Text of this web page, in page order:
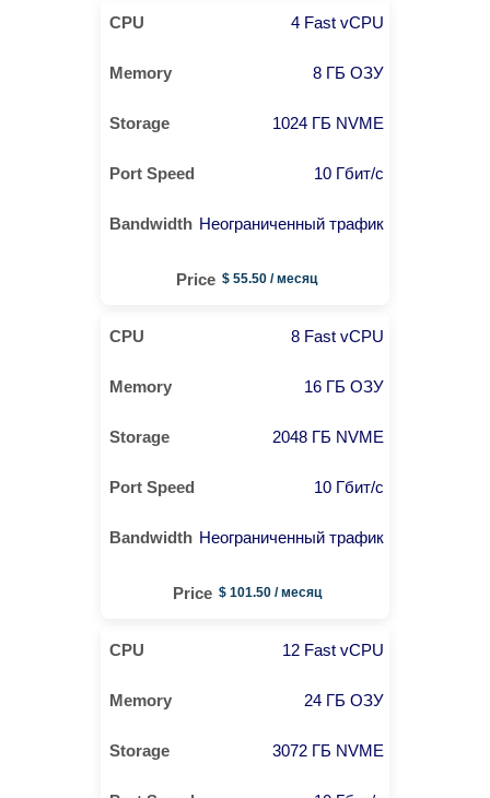
4 Fast vCPU
8 ГБ ОЗУ
1024 ГБ NVME
10 Гбит/с
Неограниченный трафик
$ 55.50 / месяц
8 Fast vCPU
16 ГБ ОЗУ
2048 ГБ NVME
10 Гбит/с
Неограниченный трафик
$ 101.50 / месяц
12 Fast vCPU
24 ГБ ОЗУ
3072 ГБ NVME